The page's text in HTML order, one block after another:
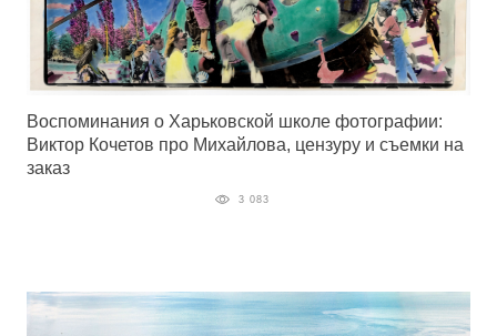
Воспоминания о Харьковской школе фотографии:
Виктор Кочетов про Михайлова, цензуру и съемки на
заказ
3 083